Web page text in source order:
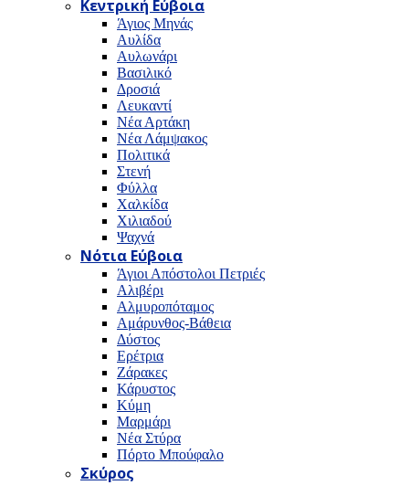
Κεντρική Εύβοια
Άγιος Μηνάς
Αυλίδα
Αυλωνάρι
Βασιλικό
Δροσιά
Λευκαντί
Νέα Αρτάκη
Νέα Λάμψακος
Πολιτικά
Στενή
Φύλλα
Χαλκίδα
Χιλιαδού
Ψαχνά
Νότια Εύβοια
Άγιοι Απόστολοι Πετριές
Αλιβέρι
Αλμυροπόταμος
Αμάρυνθος-Βάθεια
Δύστος
Ερέτρια
Ζάρακες
Κάρυστος
Κύμη
Μαρμάρι
Νέα Στύρα
Πόρτο Μπούφαλο
Σκύρος